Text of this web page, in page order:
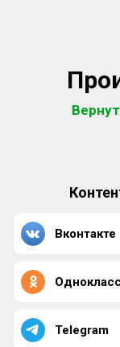
Вконтакте
Telegram